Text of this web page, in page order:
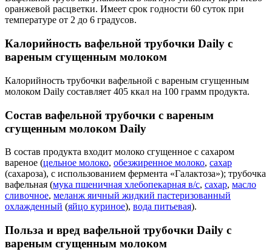
оранжевой расцветки. Имеет срок годности 60 суток при
температуре от 2 до 6 градусов.
Калорийность вафельной трубочки Daily с
вареным сгущенным молоком
Калорийность трубочки вафельной с вареным сгущенным
молоком Daily составляет 405 ккал на 100 грамм продукта.
Состав вафельной трубочки с вареным
сгущенным молоком Daily
В состав продукта входит молоко сгущенное с сахаром
вареное (цельное молоко, обезжиренное молоко, сахар
(сахароза), с использованием фермента «Галактоза»); трубочка
вафельная (мука пшеничная хлебопекарная в/с, сахар, масло
сливочное, меланж яичный жидкий пастеризованный
охлажденный (яйцо куриное), вода питьевая).
Польза и вред вафельной трубочки Daily с
вареным сгущенным молоком